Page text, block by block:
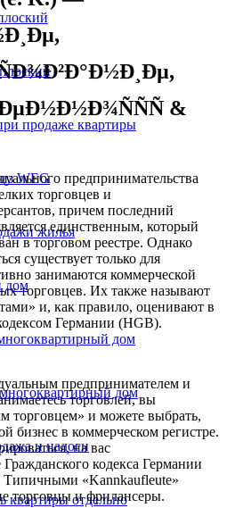
продаже квартиры
WEG
жилья
дом
дом
дом
и налоги
квартиры отдельно
&
предпринимательства
торговцев и
причем последний
единственным, который
в торговом реестре. Однако
существует только для
занимаются коммерческой
торговцев. Их также называют
и, как правило, оценивают в
Германии (HGB).
предпринимателем и
торговлей, вы
торговцем» и можете выбрать,
бизнес в коммерческом регистре.
на вас
Гражданского кодекса Германии
«Kannkaufleute»
торговцы и фрилансеры.